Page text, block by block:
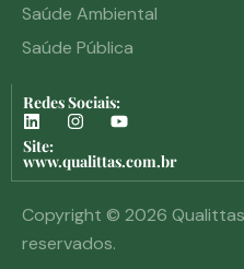
Saúde Ambiental
Saúde Pública
Redes Sociais:
Site:
www.qualittas.com.br
Copyright © 2026
reservados.